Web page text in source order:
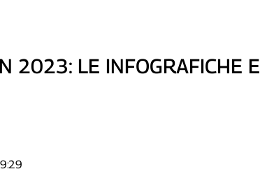
2023: LE INFOGRAFICHE E